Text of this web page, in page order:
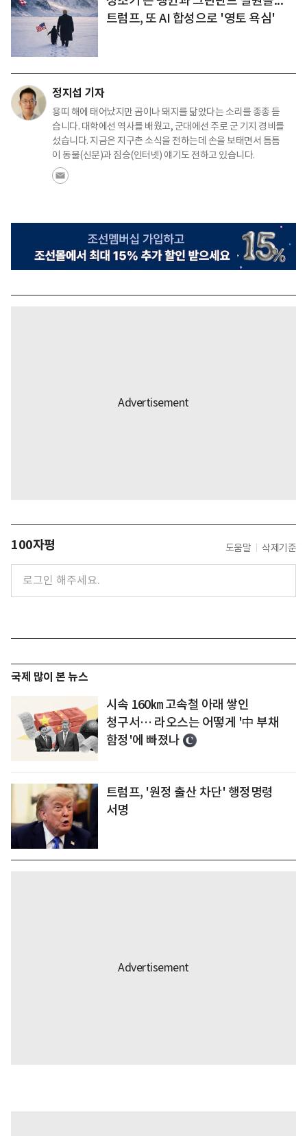
트럼프, 또 AI 합성으로 '영토 욕심'
정지섭 기자
용띠 해에 태어났지만 곰이나 돼지를 닮았다는 소리를 종종 듣
습니다. 대학에선 역사를 배웠고, 군대에선 주로 군 기지 경비를
섰습니다. 지금은 지구촌 소식을 전하는데 손을 보태면서 틈틈
이 동물(신문)과 짐승(인터넷) 얘기도 전하고 있습니다.
100자평 도움말 삭제기준
국제 많이 본 뉴스
시속 160㎞ 고속철 아래 쌓인
청구서… 라오스는 어떻게 '中 부채
함정'에 빠졌나
트럼프, '원정 출산 차단' 행정명령
서명